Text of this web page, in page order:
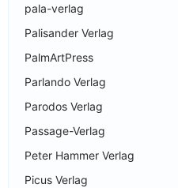
pala-verlag
Palisander Verlag
PalmArtPress
Parlando Verlag
Parodos Verlag
Passage-Verlag
Peter Hammer Verlag
Picus Verlag